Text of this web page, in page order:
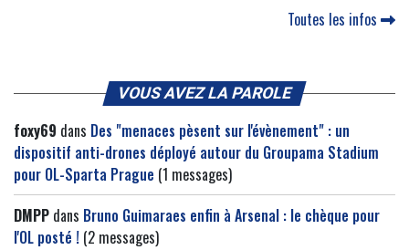
Toutes les infos
VOUS AVEZ LA PAROLE
foxy69 dans Des "menaces pèsent sur l'évènement" : un
dispositif anti-drones déployé autour du Groupama Stadium
pour OL-Sparta Prague (1 messages)
DMPP dans Bruno Guimaraes enfin à Arsenal : le chèque pour
l'OL posté ! (2 messages)